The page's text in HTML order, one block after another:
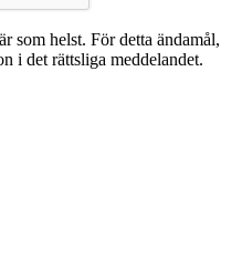
som helst. För detta ändamål,
i det rättsliga meddelandet.